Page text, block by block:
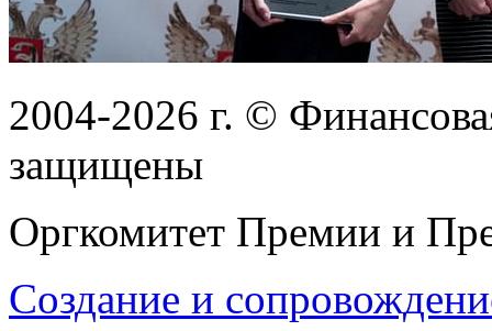
2004-2026 г. ©
защищены
Оргкомитет Премии и
Создание и